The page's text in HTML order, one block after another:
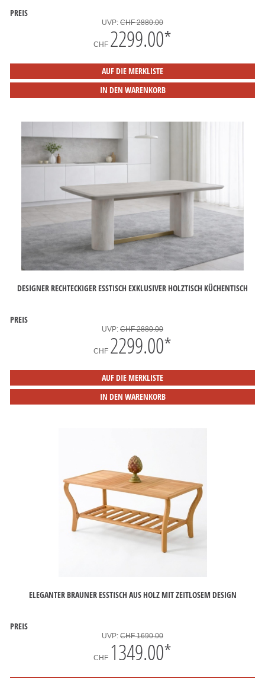
PREIS
UVP: CHF 2880.00
CHF 2299.00*
AUF DIE MERKLISTE
IN DEN WARENKORB
DESIGNER RECHTECKIGER ESSTISCH EXKLUSIVER HOLZTISCH KÜCHENTISCH
PREIS
UVP: CHF 2880.00
CHF 2299.00*
AUF DIE MERKLISTE
IN DEN WARENKORB
ELEGANTER BRAUNER ESSTISCH AUS HOLZ MIT ZEITLOSEM DESIGN
PREIS
UVP: CHF 1690.00
CHF 1349.00*